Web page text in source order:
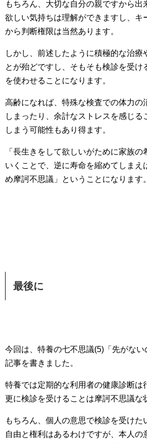
もちろん、大切な自分の親ですから出
欲しい気持ちは理解ができますし、キ
から判断権限は当然あります。
しかし、前述したように積極的な治療
とが殆どですし、そもそも検診を受け
を使わせることになります。
高齢になれば、特殊な検査での体力の
しまったり、余計なストレスを感じる
しまう可能性もあり得ます。
「長生きをして欲しいがために家族の
いくことで、逆に寿命を縮めてしまえ
め摩訶不思議」ということになります。
最後に
今回は、特養の七不思議(5)「先がない
記事を書きました。
特養では定期的な利用者の健康診断は
更に検診を受けることは摩訶不思議な
もちろん、個人の意思で検診を受けた
自由と権利はあるわけですが、本人の